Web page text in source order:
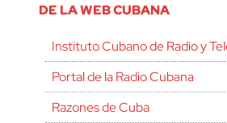
DE LA WEB CUBANA
Instituto Cubano de Radio y
Portal de la Radio Cubana
Razones de Cuba